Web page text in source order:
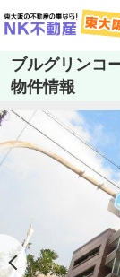
ブルグリンコ
物件情報